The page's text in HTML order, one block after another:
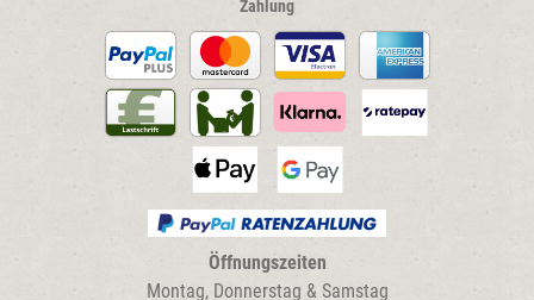
Zahlung
Öffnungszeiten
Montag, Donnerstag & Samstag